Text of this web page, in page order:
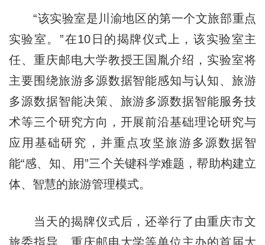
“该实验室是川渝地区的第一个文旅部重点
实验室。”在10日的揭牌仪式上，该实验室主
任、重庆邮电大学教授王国胤介绍，实验室将
主要围绕旅游多源数据智能感知与认知、旅游
多源数据智能决策、旅游多源数据智能服务技
术等三个研究方向，开展前沿基础理论研究与
应用基础研究，并重点攻坚旅游多源数据智
能“感、知、用”三个关键科学难题，帮助构建立
体、智慧的旅游管理模式。
当天的揭牌仪式后，还举行了由重庆市文
旅委指导、重庆邮电大学等单位主办的首届大